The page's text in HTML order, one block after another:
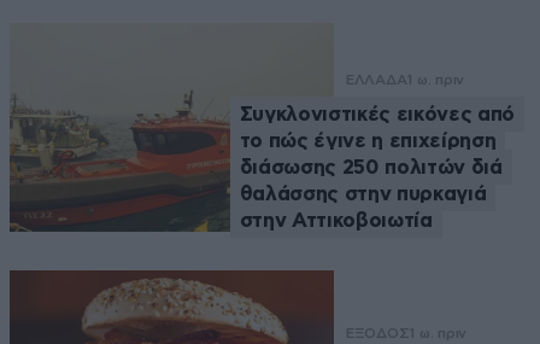
ΕΛΛΑΔΑ 1 ω. πριν
Συγκλονιστικές εικόνες από
το πώς έγινε η επιχείρηση
διάσωσης 250 πολιτών διά
θαλάσσης στην πυρκαγιά
στην Αττικοβοιωτία
ΕΞΟΔΟΣ 1 ω. πριν